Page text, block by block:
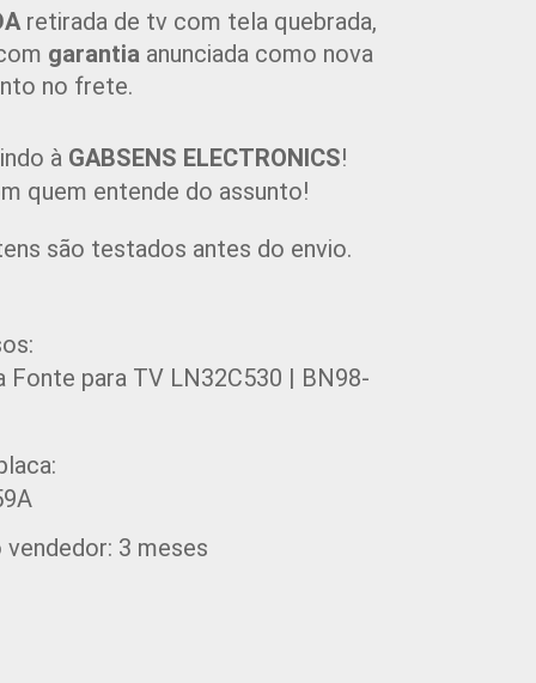
garantia anunciada como nova
no frete.
à GABSENS ELECTRONICS!
quem entende do assunto!
são testados antes do envio.
Fonte para TV LN32C530 | BN98-
vendedor: 3 meses